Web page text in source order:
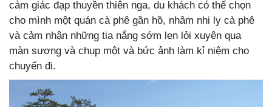
cảm giác đạp thuyền thiên nga, du khách có thể chọn
cho mình một quán cà phê gần hồ, nhâm nhi ly cà phê
và cảm nhận những tia nắng sớm len lỏi xuyên qua
màn sương và chụp một và bức ảnh làm kỉ niệm cho
chuyến đi.